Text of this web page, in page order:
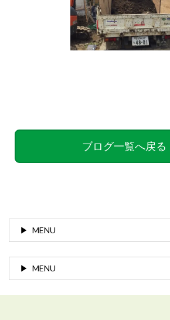
ブログ一覧へ戻る
MENU
MENU